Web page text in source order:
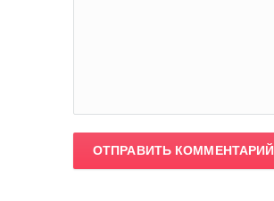
ОТПРАВИТЬ КОММЕНТАРИЙ